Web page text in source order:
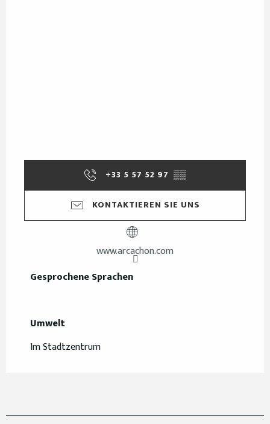
+33 5 57 52 97 ▒▒
KONTAKTIEREN SIE UNS
www.arcachon.com
Gesprochene Sprachen
Gesprochene Sprachen
Umwelt
Umwelt
Im Stadtzentrum